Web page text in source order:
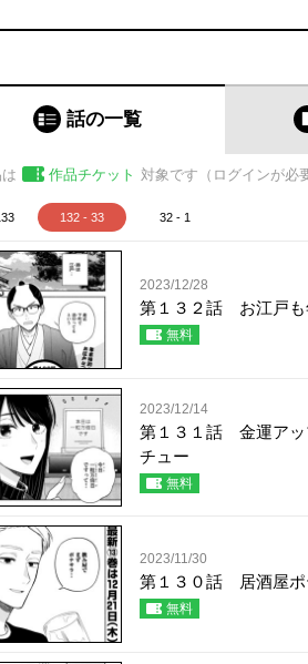
話の一覧
作品チケット 対象です（ログインが必
132 - 33 32 - 1
2023/12/28
第１３２話 お江戸も
無料
2023/12/14
第１３１話 金運アッ
チュー
無料
2023/11/30
第１３０話 居酒屋ポ
無料